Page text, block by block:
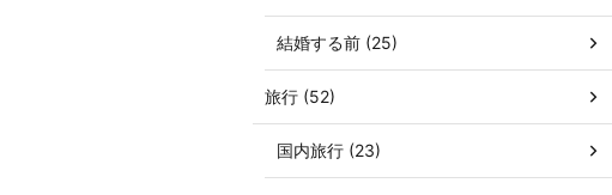
結婚する前 (25)
旅行 (52)
国内旅行 (23)